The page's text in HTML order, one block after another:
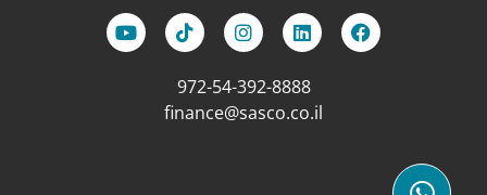
972-54-392-8888
finance@sasco.co.il